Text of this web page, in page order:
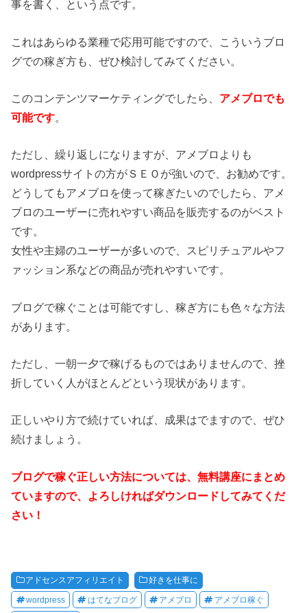
事を書く、という点です。
これはあらゆる業種で応用可能ですので、こういうブロ
グでの稼ぎ方も、ぜひ検討してみてください。
このコンテンツマーケティングでしたら、 アメブロでも
可能です。
ただし、繰り返しになりますが、アメブロよりも
wordpressサイトの方がＳＥＯが強いので、お勧めです。
どうしてもアメブロを使って稼ぎたいのでしたら、アメ
ブロのユーザーに売れやすい商品を販売するのがベスト
です。
女性や主婦のユーザーが多いので、スピリチュアルやフ
ァッション系などの商品が売れやすいです。
ブログで稼ぐことは可能ですし、稼ぎ方にも色々な方法
があります。
ただし、一朝一夕で稼げるものではありませんので、挫
折していく人がほとんどという現状があります。
正しいやり方で続けていれば、成果はでますので、ぜひ
続けましょう。
ブログで稼ぐ正しい方法については、無料講座にまとめ
ていますので、よろしければダウンロードしてみてくだ
さい！
アドセンスアフィリエイト 好きを仕事に
wordpress はてなブログ アメブロ アメブロ稼ぐ